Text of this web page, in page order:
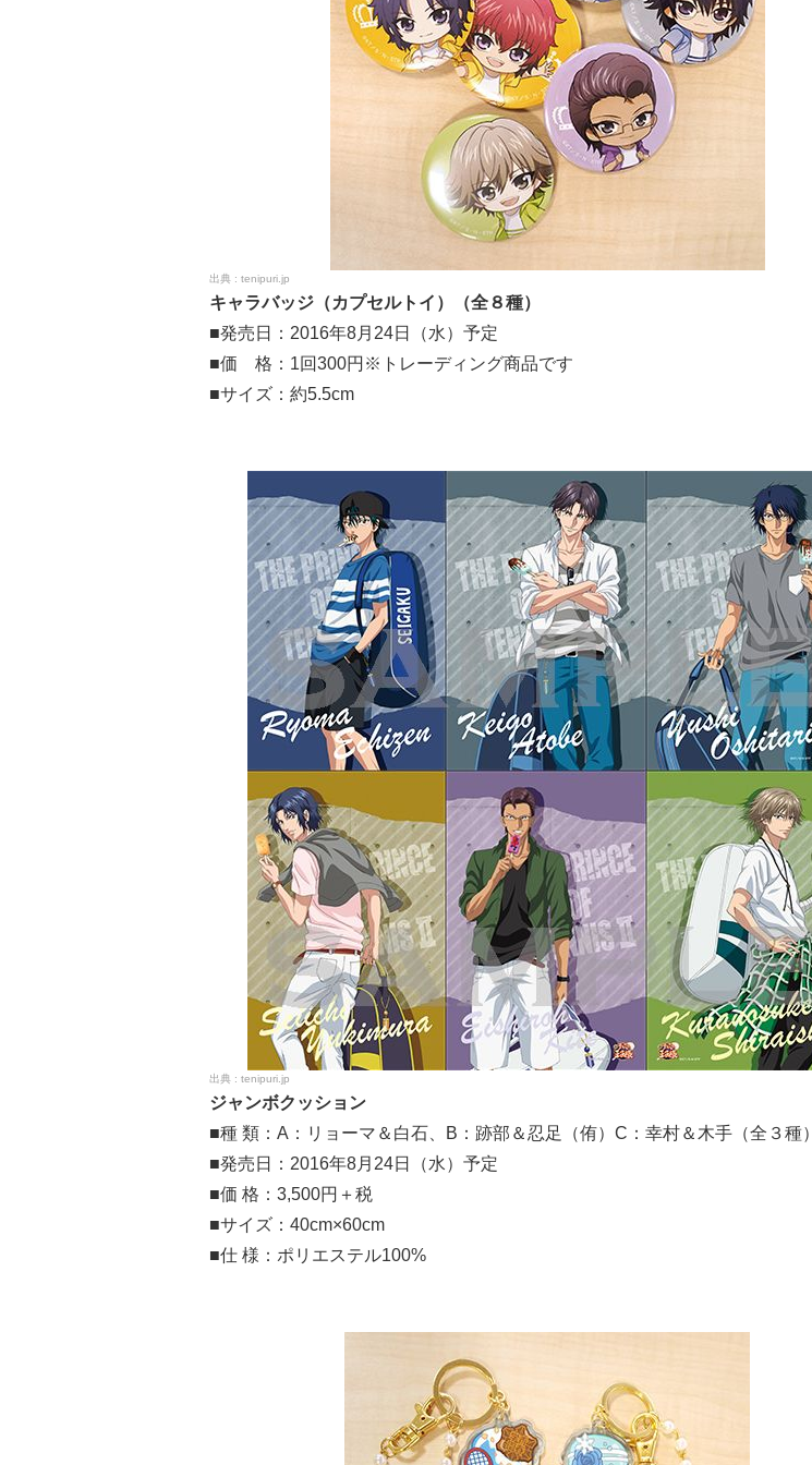
tenipuri.jp
キャラバッジ（カプセルトイ）（全８種）
■発売日：2016年8月24日（水）予定
■価 格：1回300円※トレーディング商品です
■サイズ：約5.5cm
tenipuri.jp
ジャンボクッション
■種 類：A：リョーマ＆白石、B：跡部＆忍足（侑）C：幸村＆木手（全３種）
■発売日：2016年8月24日（水）予定
■価 格：3,500円＋税
■サイズ：40cm×60cm
■仕 様：ポリエステル100%